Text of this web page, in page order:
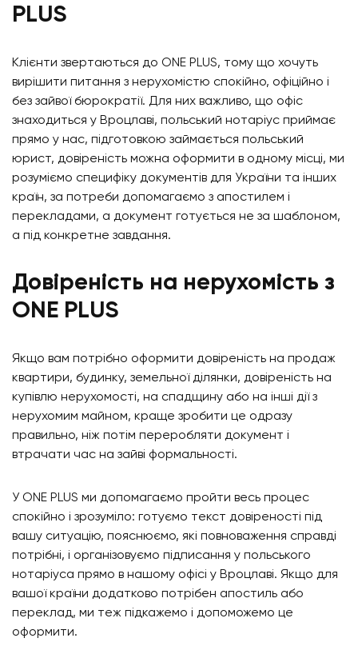
PLUS
Клієнти звертаються до ONE PLUS, тому що хочуть
вирішити питання з нерухомістю спокійно, офіційно і
без зайвої бюрократії. Для них важливо, що офіс
знаходиться у Вроцлаві, польський нотаріус приймає
прямо у нас, підготовкою займається польський
юрист, довіреність можна оформити в одному місці, ми
розуміємо специфіку документів для України та інших
країн, за потреби допомагаємо з апостилем і
перекладами, а документ готується не за шаблоном,
а під конкретне завдання.
Довіреність на нерухомість з
ONE PLUS
Якщо вам потрібно оформити довіреність на продаж
квартири, будинку, земельної ділянки, довіреність на
купівлю нерухомості, на спадщину або на інші дії з
нерухомим майном, краще зробити це одразу
правильно, ніж потім переробляти документ і
втрачати час на зайві формальності.
У ONE PLUS ми допомагаємо пройти весь процес
спокійно і зрозуміло: готуємо текст довіреності під
вашу ситуацію, пояснюємо, які повноваження справді
потрібні, і організовуємо підписання у польського
нотаріуса прямо в нашому офісі у Вроцлаві. Якщо для
вашої країни додатково потрібен апостиль або
переклад, ми теж підкажемо і допоможемо це
оформити.